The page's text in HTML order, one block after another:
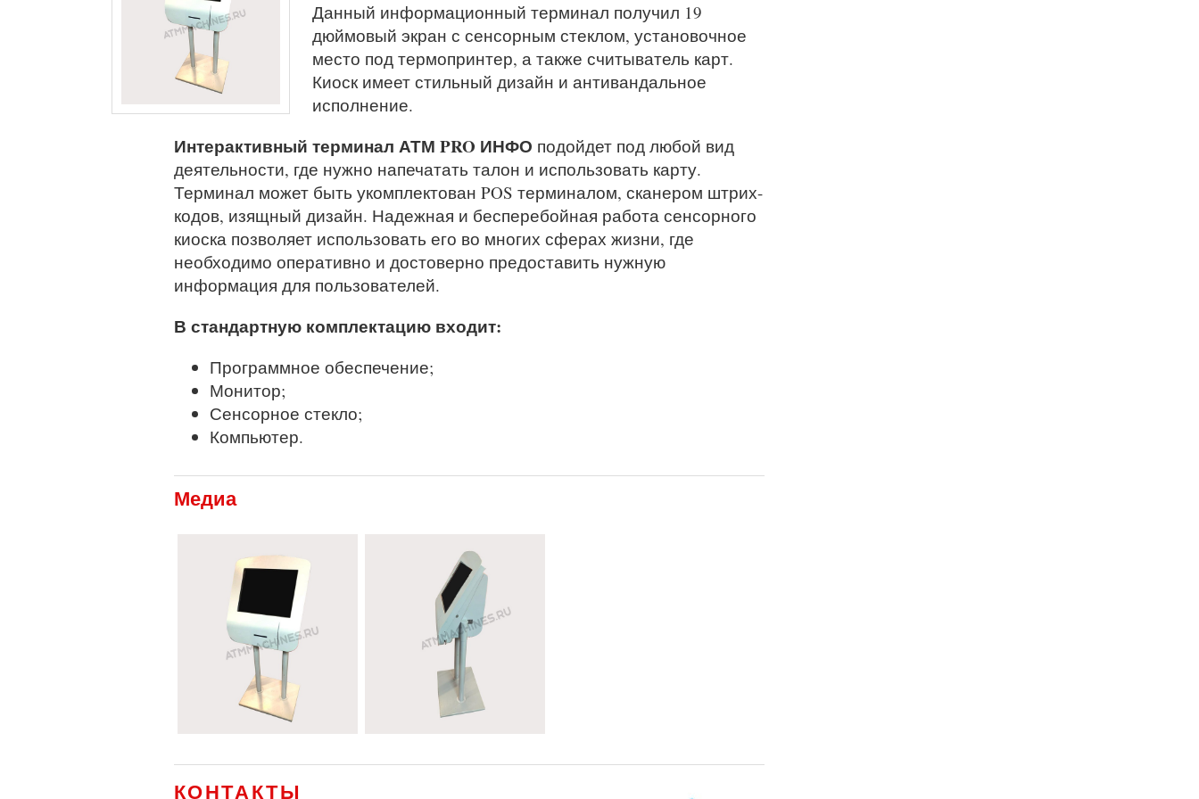
Данный информационный терминал получил 19
дюймовый экран с сенсорным стеклом, установочное
место под термопринтер, а также считыватель карт.
Киоск имеет стильный дизайн и антивандальное
исполнение.
Интерактивный терминал АТМ PRO ИНФО подойдет под любой вид
деятельности, где нужно напечатать талон и использовать карту.
Терминал может быть укомплектован POS терминалом, сканером штрих-
кодов, изящный дизайн. Надежная и бесперебойная работа сенсорного
киоска позволяет использовать его во многих сферах жизни, где
необходимо оперативно и достоверно предоставить нужную
информация для пользователей.
В стандартную комплектацию входит:
Программное обеспечение;
Монитор;
Сенсорное стекло;
Компьютер.
Медиа
КОНТАКТЫ